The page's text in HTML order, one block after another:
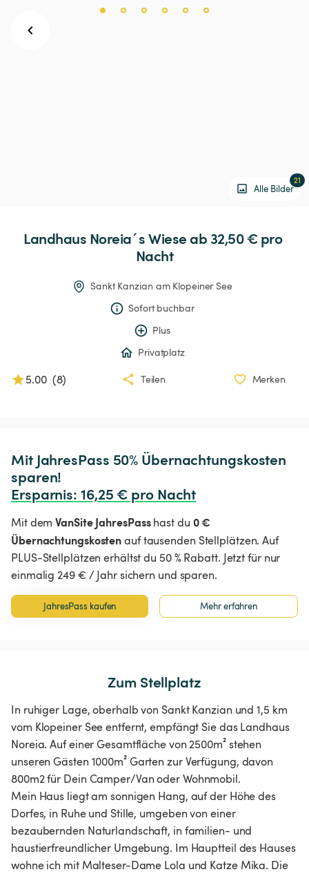
Alle Bilder
21
Landhaus Noreia´sWiese ab 32,50 € pro
Nacht
Sankt Kanzian am Klopeiner See
Sofort buchbar
Plus
Privatplatz
5.00 (8) Teilen Merken
Mit JahresPass 50% Übernachtungskosten
Ersparnis: 16,25 € pro Nacht
Mit demVanSite JahresPasshast du 0 €
Übernachtungskostenauf tausenden Stellplätzen. Auf
PLUS-Stellplätzen erhältst du 50 % Rabatt. Jetzt für nur
einmalig 249 € / Jahr sichern und sparen.
JahresPass kaufen Mehr erfahren
Zum Stellplatz
In ruhiger Lage, oberhalb von Sankt Kanzian und 1,5 km
vom Klopeiner See entfernt, empfängt Sie das Landhaus
Noreia. Auf einer Gesamtfläche von 2500m² stehen
unseren Gästen 1000m² Garten zur Verfügung, davon
800m2 für Dein Camper/Van oder Wohnmobil.
Mein Haus liegt am sonnigen Hang, auf der Höhe des
Dorfes, in Ruhe und Stille, umgeben von einer
bezaubernden Naturlandschaft, in familien- und
haustierfreundlicher Umgebung. Im Hauptteil des Hauses
wohne ich mit Malteser-Dame Lola und Katze Mika. Die